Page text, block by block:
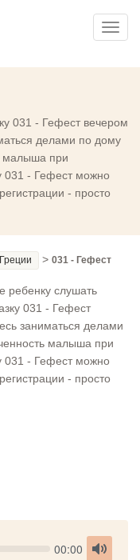
031 - Гефест вечером
делами по дому
малыша при
031 - Гефест можно
- просто
> 031 - Гефест
ребенку слушать
031 - Гефест
заниматься делами
малыша при
031 - Гефест можно
- просто
Current
00:00